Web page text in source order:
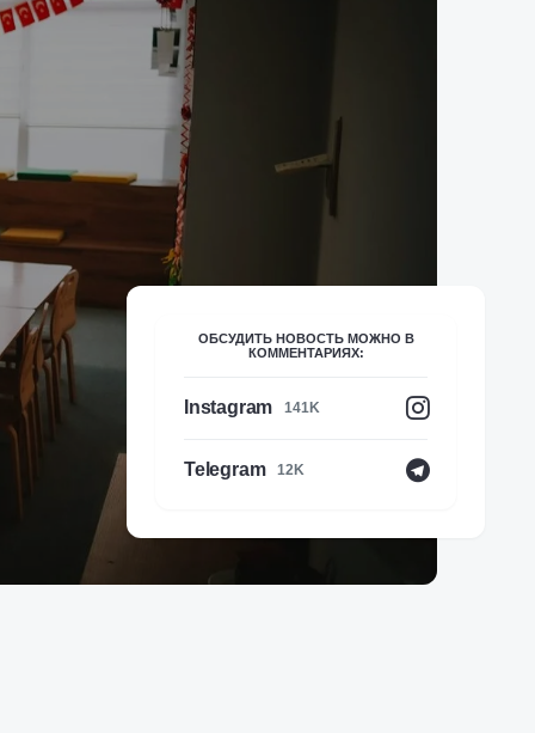
ОБСУДИТЬ НОВОСТЬ МОЖНО В
КОММЕНТАРИЯХ:
Instagram 141K
Telegram 12K